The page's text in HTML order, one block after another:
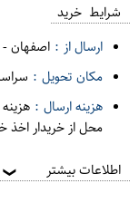
شرایط خرید
ارسال از : اصفهان-
مکان تحویل :
هزینه ارسال :
محل از خریدار اخذ
اطلاعات بیشتر ❯